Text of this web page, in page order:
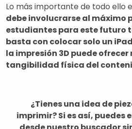
Lo más importante de todo ello
debe involucrarse al máximo
estudiantes para este futuro
basta con colocar solo un
la impresión 3D puede
tangibilidad física del
¿Tienes una idea de
imprimir?Si es así, puedes